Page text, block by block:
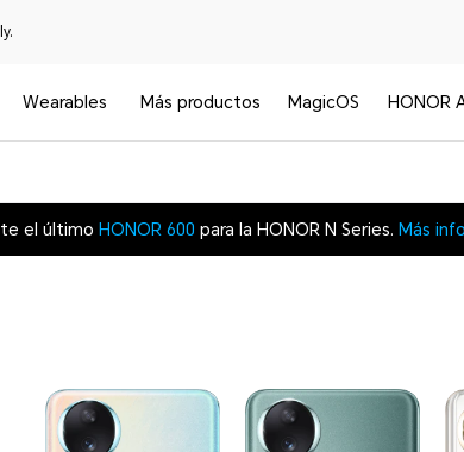
Wearables Más productos MagicOS HONOR
el último HONOR 600 para la HONOR N Series. Más